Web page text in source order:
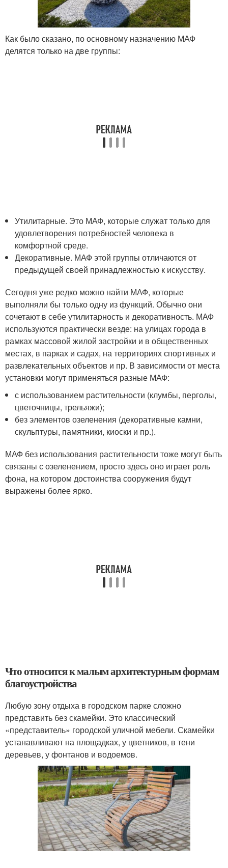
Как было сказано, по основному назначению МАФ
делятся только на две группы:
Утилитарные. Это МАФ, которые служат только для
удовлетворения потребностей человека в
комфортной среде.
Декоративные. МАФ этой группы отличаются от
предыдущей своей принадлежностью к искусству.
Сегодня уже редко можно найти МАФ, которые
выполняли бы только одну из функций. Обычно они
сочетают в себе утилитарность и декоративность. МАФ
используются практически везде: на улицах города в
рамках массовой жилой застройки и в общественных
местах, в парках и садах, на территориях спортивных и
развлекательных объектов и пр. В зависимости от места
установки могут применяться разные МАФ:
с использованием растительности (клумбы, перголы,
цветочницы, трельяжи);
без элементов озеленения (декоративные камни,
скульптуры, памятники, киоски и пр.).
МАФ без использования растительности тоже могут быть
связаны с озеленением, просто здесь оно играет роль
фона, на котором достоинства сооружения будут
выражены более ярко.
Что относится к малым архитектурным формам
благоустройства
Любую зону отдыха в городском парке сложно
представить без скамейки. Это классический
«представитель» городской уличной мебели. Скамейки
устанавливают на площадках, у цветников, в тени
деревьев, у фонтанов и водоемов.